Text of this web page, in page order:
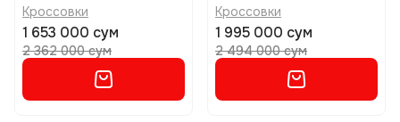
Кроссовки
1 653 000 сум
2 362 000 сум
Кроссовки
1 995 000 сум
2 494 000 сум